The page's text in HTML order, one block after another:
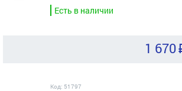
Есть в наличии
1 670
Код: 51797